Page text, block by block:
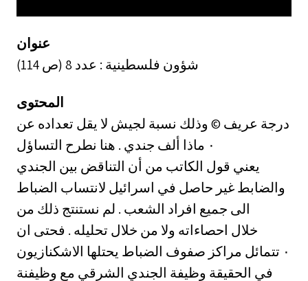
عنوان
شؤون فلسطينية : عدد 8 (ص 114)
المحتوى
درجة عريف © وذلك نسبة لجيش لا يقل تعداده عن
ألف جندي . هنا نطرح التساؤل ‎٠‏ ماذا
يعني قول الكاتب من أن التناقض بين الجندي
والضابط غير حاصل في اسرائيل لانتساب الضباط
الى جميع افراد الشعب . لم نستنتج ذلك من
خلال احصاءاته ولا من خلال تحليله . فحتى ان
مراكز صفوف الضباط يحتلها الاشكنازيون ‎٠‏ تتمائل
في الحقيقة وظيفة الجندي الشرقي مع وظيفنة